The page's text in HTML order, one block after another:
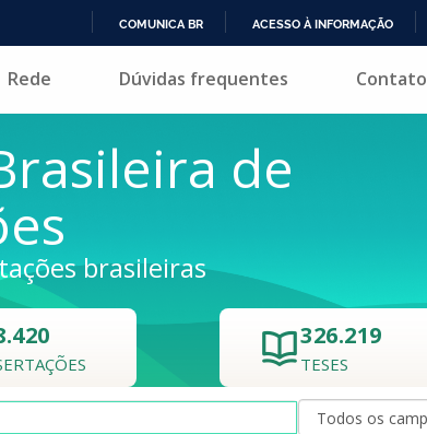
PARA
COMUNICA BR ACESSO À INFORMAÇÃO
Rede Dúvidas frequentes Contato
de
brasileiras
326.219
TESES